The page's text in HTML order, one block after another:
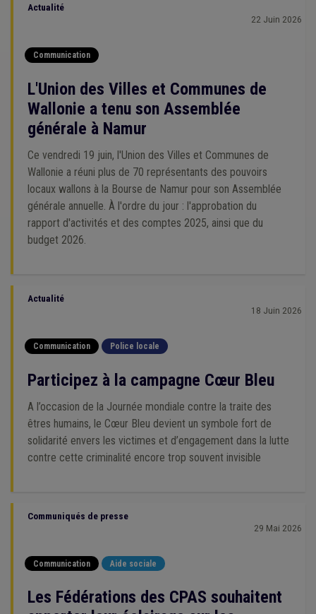
Actualité
22 Juin 2026
Communication
L'Union des Villes et Communes de
Wallonie a tenu son Assemblée
générale à Namur
Ce vendredi 19 juin, l'Union des Villes et Communes de
Wallonie a réuni plus de 70 représentants des pouvoirs
locaux wallons à la Bourse de Namur pour son Assemblée
générale annuelle. À l'ordre du jour : l'approbation du
rapport d'activités et des comptes 2025, ainsi que du
budget 2026.
Actualité
18 Juin 2026
Communication Police locale
Participez à la campagne Cœur Bleu
A l’occasion de la Journée mondiale contre la traite des
êtres humains, le Cœur Bleu devient un symbole fort de
solidarité envers les victimes et d’engagement dans la lutte
contre cette criminalité encore trop souvent invisible
Communiqués de presse
29 Mai 2026
Communication Aide sociale
Les Fédérations des CPAS souhaitent